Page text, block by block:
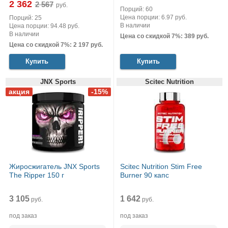
2 362
руб.
Порций: 25
Цена порции: 94.48 руб.
В наличии
Цена со скидкой 7%: 2 197 руб.
Купить
Порций: 60
Цена порции: 6.97 руб.
В наличии
Цена со скидкой 7%: 389 руб.
Купить
JNX Sports
Жиросжигатель JNX Sports
The Ripper 150 г
3 105руб.
под заказ
Scitec Nutrition
Scitec Nutrition Stim Free
Burner 90 капс
1 642 руб.
под заказ